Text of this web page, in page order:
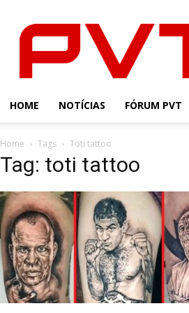
HOME NOTÍCIAS FÓRUM PVT
Home Tags Toti tattoo
Tag: toti tattoo